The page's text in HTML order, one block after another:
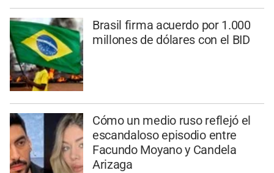
Brasil firma acuerdo por 1.000
millones de dólares con el BID
Cómo un medio ruso reflejó el
escandaloso episodio entre
Facundo Moyano y Candela
Arizaga